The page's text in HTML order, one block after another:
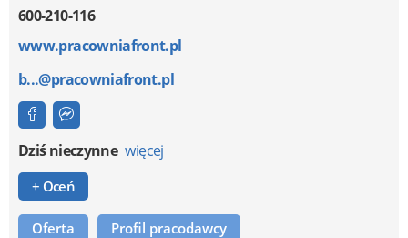
600-210-116
www.pracowniafront.pl
b...@pracowniafront.pl
Dziś nieczynne więcej
+ Oceń
Oferta Profil pracodawcy